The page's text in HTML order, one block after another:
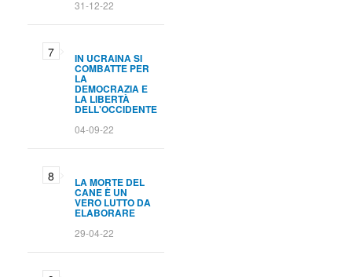
31-12-22
IN UCRAINA SI
COMBATTE PER
LA
DEMOCRAZIA E
LA LIBERTÀ
DELL'OCCIDENTE
04-09-22
LA MORTE DEL
CANE È UN
VERO LUTTO DA
ELABORARE
29-04-22